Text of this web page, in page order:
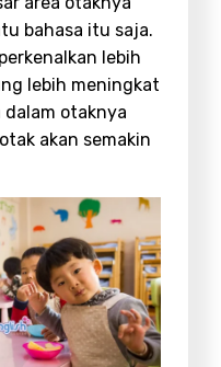
bahasa itu saja.
lebih
lebih meningkat
otaknya
akan semakin